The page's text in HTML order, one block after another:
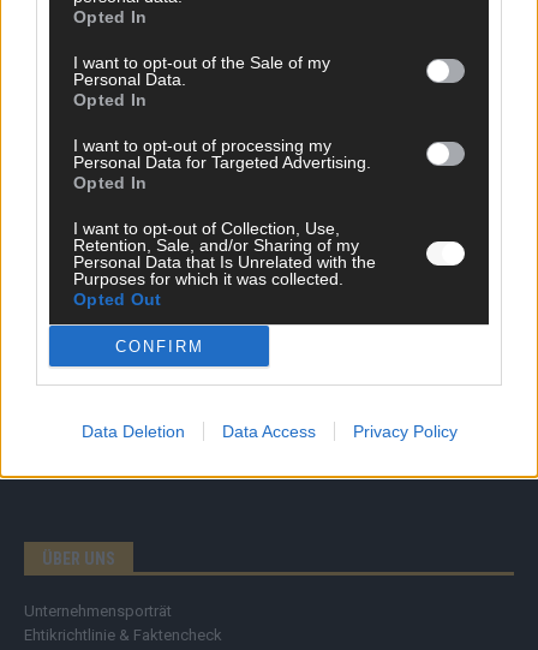
Opted In
I want to opt-out of the Sale of my
Personal Data.
Opted In
I want to opt-out of processing my
Personal Data for Targeted Advertising.
Opted In
I want to opt-out of Collection, Use,
Retention, Sale, and/or Sharing of my
Personal Data that Is Unrelated with the
Purposes for which it was collected.
Opted Out
CONFIRM
Data Deletion Data Access Privacy Policy
DIREKT ZUM THEMA
Politik & Co
Money Matters
Tipps & Tricks
Brainpower
Specials
ÜBER UNS
Unternehmensporträt
Ehtikrichtlinie & Faktencheck